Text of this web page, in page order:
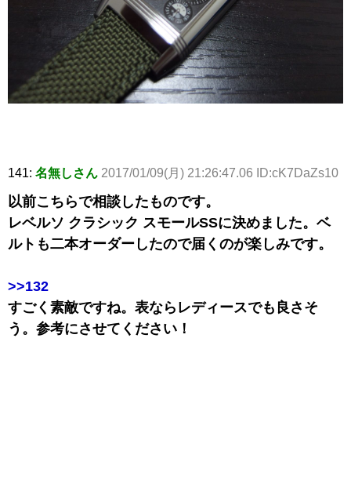
141: 名無しさん 2017/01/09(月) 21:26:47.06 ID:cK7DaZs10
以前こちらで相談したものです。
レベルソ クラシック スモールSSに決めました。ベ
ルトも二本オーダーしたので届くのが楽しみです。
>>132
すごく素敵ですね。表ならレディースでも良さそ
う。参考にさせてください！